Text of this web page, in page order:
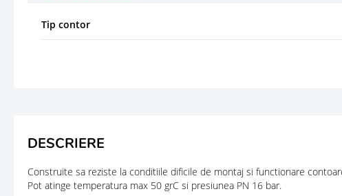
Tip contor
DESCRIERE
Construite sa reziste la conditiile dificile de montaj si functionare
Pot atinge temperatura max 50 grC si presiunea PN 16 bar.